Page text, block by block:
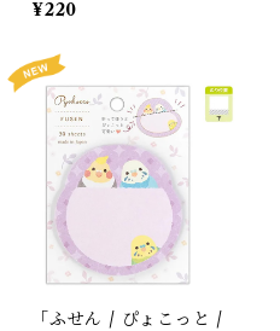
＊クリーム色
¥220
「ふせん / ぴょこっと /